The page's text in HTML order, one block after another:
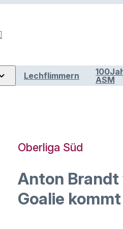
Lechflimmern
ASM
Oberliga Süd
Anton Brandt
Goalie